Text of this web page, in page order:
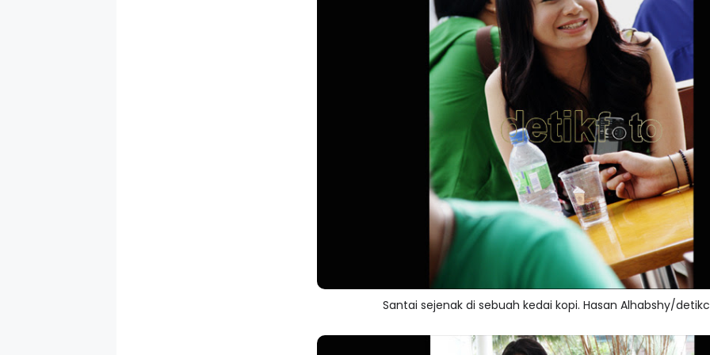
Santai sejenak di sebuah kedai kopi. Hasan Alhabshy/